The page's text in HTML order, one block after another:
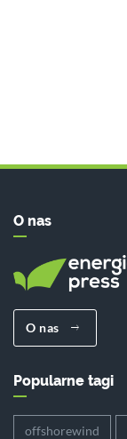
O nas
O nas
Popularne tagi
offshorewind